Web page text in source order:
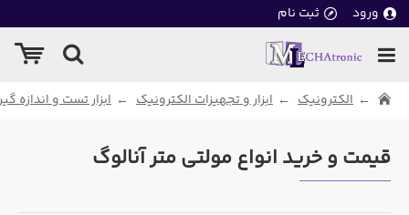
ورود ثبت نام
الکترونیک ابزار و تجهیزات الکترونیک ابزار تست و اندازه
قیمت و خرید انواع مولتی متر آنالوگ